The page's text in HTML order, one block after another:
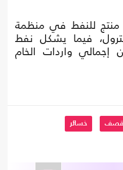
منتج للنفط في منظمة
فيما يشكل نفط
من إجمالي واردات الخام
قصف خسائر